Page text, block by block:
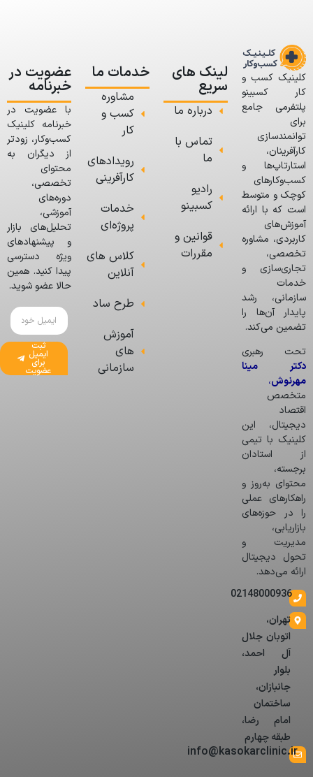
کلینیک کسب و
کار کسبینو
پلتفرمی جامع
برای
توانمندسازی
کارآفرینان،
استارتاپ‌ها و
کسب‌وکارهای
کوچک و متوسط
است که با ارائه
آموزش‌های
کاربردی، مشاوره
تخصصی،
تجاری‌سازی و
خدمات
سازمانی، رشد
پایدار آن‌ها را
تضمین می‌کند.
تحت رهبری
دکتر مینا
مهرنوش،
متخصص
اقتصاد
دیجیتال، این
کلینیک با تیمی
از استادان
برجسته،
محتوای به‌روز و
راهکارهای عملی
را در حوزه‌های
بازاریابی،
مدیریت و
تحول دیجیتال
ارائه می‌دهد.
02148000936
تهران،
اتوبان جلال
آل احمد،
بلوار
جانبازان،
ساختمان
امام رضا،
طبقه چهارم
info@kasokarclinic.ir
لینک های
سریع
درباره ما
تماس با
ما
رادیو
کسبینو
قوانین و
مقررات
خدمات ما
مشاوره
کسب و
کار
رویدادهای
کارآفرینی
خدمات
پروژه‌ای
کلاس های
آنلاین
طرح ساد
آموزش
های
سازمانی
عضویت در
خبرنامه
با عضویت در
خبرنامه کلینیک
کسب‌وکار، زودتر
از دیگران به
محتوای
تخصصی،
دوره‌های
آموزشی،
تحلیل‌های بازار
و پیشنهادهای
ویژه دسترسی
پیدا کنید. همین
حالا عضو شوید.
ثبت
ایمیل
برای
عضویت